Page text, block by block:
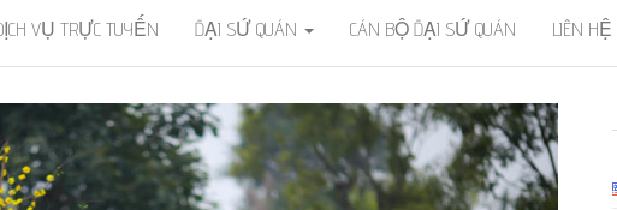
VỤ TRỰC TUYẾN ĐẠI SỨ QUÁN CÁN BỘ ĐẠI SỨ QUÁN LIÊN HỆ